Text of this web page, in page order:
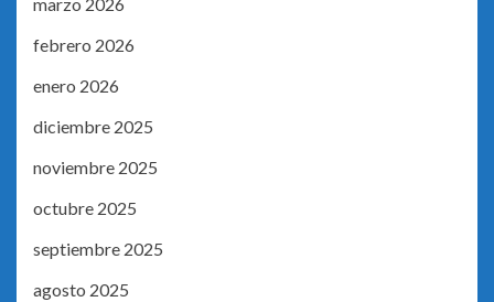
marzo 2026
febrero 2026
enero 2026
diciembre 2025
noviembre 2025
octubre 2025
septiembre 2025
agosto 2025